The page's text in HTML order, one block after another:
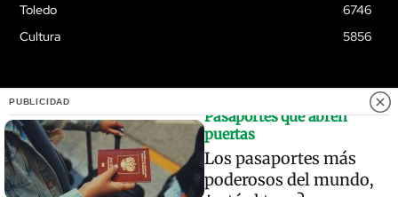
Toledo
6746
Cultura
5856
© Quixoteus
PUBLICIDAD
Pasaportes que abren
puertas
Los pasaportes más
poderosos del mundo,